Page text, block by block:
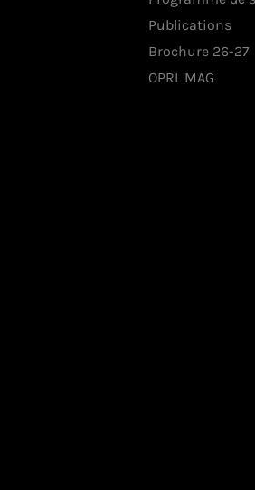
Publications
Brochure 26-27
OPRL MAG